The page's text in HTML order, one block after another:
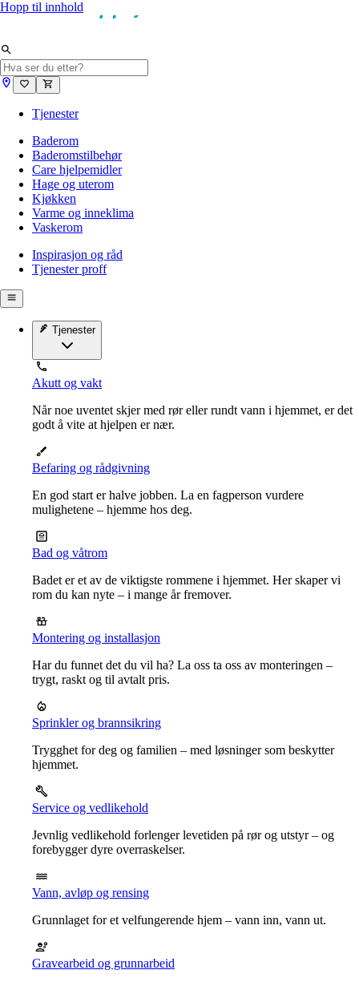
Hopp til innhold
Tjenester
Baderom
Baderomstilbehør
Care hjelpemidler
Hage og uterom
Kjøkken
Varme og inneklima
Vaskerom
Inspirasjon og råd
Tjenester proff
Tjenester
Akutt og vakt
Når noe uventet skjer med rør eller rundt vann i hjemmet, er det
godt å vite at hjelpen er nær.
Befaring og rådgivning
En god start er halve jobben. La en fagperson vurdere
mulighetene – hjemme hos deg.
Bad og våtrom
Badet er et av de viktigste rommene i hjemmet. Her skaper vi
rom du kan nyte – i mange år fremover.
Montering og installasjon
Har du funnet det du vil ha? La oss ta oss av monteringen –
trygt, raskt og til avtalt pris.
Sprinkler og brannsikring
Trygghet for deg og familien – med løsninger som beskytter
hjemmet.
Service og vedlikehold
Jevnlig vedlikehold forlenger levetiden på rør og utstyr – og
forebygger dyre overraskelser.
Vann, avløp og rensing
Grunnlaget for et velfungerende hjem – vann inn, vann ut.
Gravearbeid og grunnarbeid